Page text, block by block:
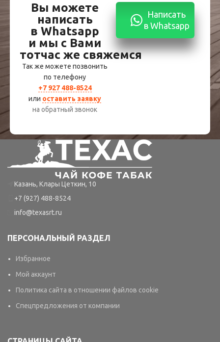
Вы можете
написать
в Whatsapp
и мы с Вами
тотчас же свяжемся
Так же можете позвонить
по телефону
+7 927 488-8524
или оставить заявку
на обратный звонок
Написать
в Whatsapp
Казань, Клары Цеткин, 10
+7 (927) 488-8524
info@texasrt.ru
ПЕРСОНАЛЬНЫЙ РАЗДЕЛ
Избранное
Мой аккаунт
Политика сайта в отношении файлов cookie
Спецпредложения от компании